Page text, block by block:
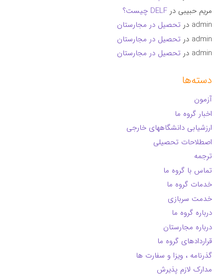
مریم حبیبی درDELF چیست؟
admin در تحصیل در مجارستان
admin در تحصیل در مجارستان
admin در تحصیل در مجارستان
دسته‌ها
آزمون
اخبار گروه ما
ارزشیابی دانشگاههای خارجی
اصطلاحات تحصیلی
ترجمه
تماس با گروه ما
خدمات گروه ما
خدمت سربازی
درباره گروه ما
درباره مجارستان
قراردادهای گروه ما
گذرنامه ، ویزا و سفارت ها
مدارک لازم پذیرش